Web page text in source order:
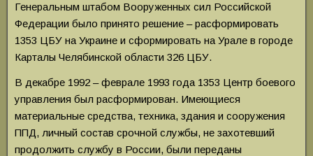
Генеральным штабом Вооруженных сил Российской
Федерации было принято решение – расформировать
1353 ЦБУ на Украине и сформировать на Урале в городе
Карталы Челябинской области 326 ЦБУ.
В декабре 1992 – феврале 1993 года 1353 Центр боевого
управления был расформирован. Имеющиеся
материальные средства, техника, здания и сооружения
ППД, личный состав срочной службы, не захотевший
продолжить службу в России, были переданы